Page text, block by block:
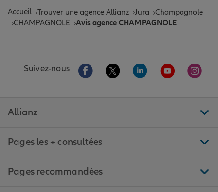
Accueil Trouver une agence Allianz Jura
Champagnole
CHAMPAGNOLE
Avis agence CHAMPAGNOLE
Suivez-nous Aller sur la page Facebook de Allianz
Aller sur la page Twitter de
Aller sur la page
Aller sur la
Aller
Allianz
Pages les + consultées
Pages recommandées